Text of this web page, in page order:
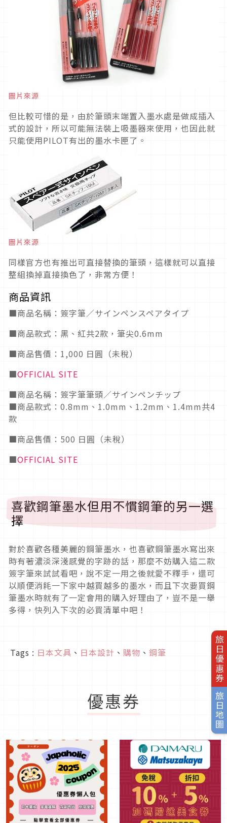
旅日優惠券
旅日地圖
圖片來源
但比較可惜的是，由於筆頭末端置入墨水處是做成插入
式的設計，所以可能無法裝上吸墨器來使用，也因此就
只能使用PILOT有出的墨水卡匣了。
圖片來源
同樣官方也有推出可直接替換的筆頭，這樣就可以直接
整組換掉直接換色了，非常方便！
商品資訊
■商品名稱：簽字筆／サインペンスペアタイプ
■商品款式：黑、紅共2款，筆尖0.6mm
■商品售價：1,000 日圓（未稅）
■OFFICIAL SITE
■商品名稱：簽字筆筆頭／サインペンチップ
■商品款式：0.8mm、1.0mm、1.2mm、1.4mm共4
款
■商品售價：500 日圓（未稅）
■OFFICIAL SITE
喜歡鋼筆墨水但用不慣鋼筆的另一選
擇
對於喜歡各種美麗的鋼筆墨水，也喜歡鋼筆墨水寫出來
時有著濃淡深淺感覺的字跡的話，那麼不妨購入這二款
簽字筆來試試看吧，說不定一用之後就愛不釋手，還可
以順便消耗一下家中越買越多的墨水，而且下次要買鋼
筆墨水時就有了一定會用的購入好理由了，豈不是一舉
多得，快列入下次的必買清單中吧！
Tags : 日本文具 、 日本設計 、 購物 、 鋼筆
優惠券